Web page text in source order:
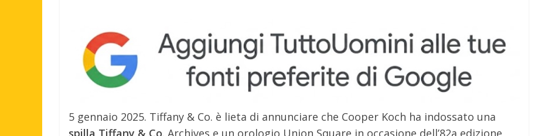
5 gennaio 2025. Tiffany & Co. è lieta di annunciare che Cooper Koch ha indossato una
spilla Tiffany & Co. Archives e un orologio Union Square in occasione dell’82a edizione